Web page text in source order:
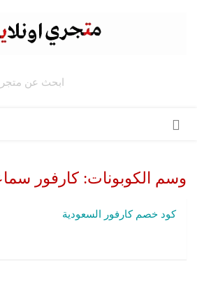
وسم الكوبونات: كارفور
كود خصم كارفور السعودية